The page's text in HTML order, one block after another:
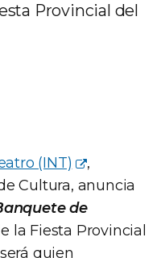
Provincial del
(INT)
,
Cultura, anuncia
de
la Fiesta Provincial
quien